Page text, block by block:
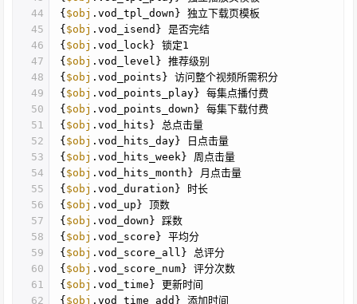
44
45
46
47
48
49
50
51
52
53
54
55
56
57
58
59
60
61
62
{$obj .vod_tpl_down} 独立下载页模板
{$obj .vod_isend} 是否完结
{$obj .vod_lock} 锁定1
{$obj .vod_level} 推荐级别
{$obj .vod_points} 访问整个视频所需积分
{$obj .vod_points_play} 每集点播付费
{$obj .vod_points_down} 每集下载付费
{$obj .vod_hits} 总点击量
{$obj .vod_hits_day} 日点击量
{$obj .vod_hits_week} 周点击量
{$obj .vod_hits_month} 月点击量
{$obj .vod_duration} 时长
{$obj .vod_up} 顶数
{$obj .vod_down} 踩数
{$obj .vod_score} 平均分
{$obj .vod_score_all} 总评分
{$obj .vod_score_num} 评分次数
{$obj .vod_time} 更新时间
{$obj .vod_time_add} 添加时间